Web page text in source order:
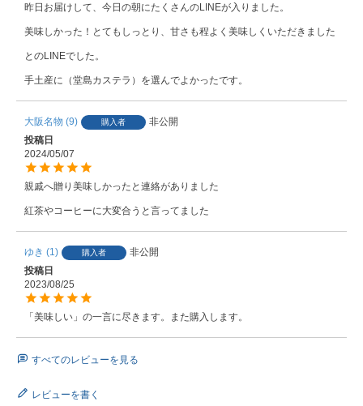
昨日お届けして、今日の朝にたくさんのLINEが入りました。
美味しかった！とてもしっとり、甘さも程よく美味しくいただきました
とのLINEでした。
大阪名物 9 購入者
非公開
投稿日
2024/05/07
親戚へ贈り美味しかったと連絡がありました
紅茶やコーヒーに大変合うと言ってました
ゆき 1 購入者
非公開
投稿日
2023/08/25
「美味しい」の一言に尽きます。また購入します。
すべてのレビューを見る
レビューを書く